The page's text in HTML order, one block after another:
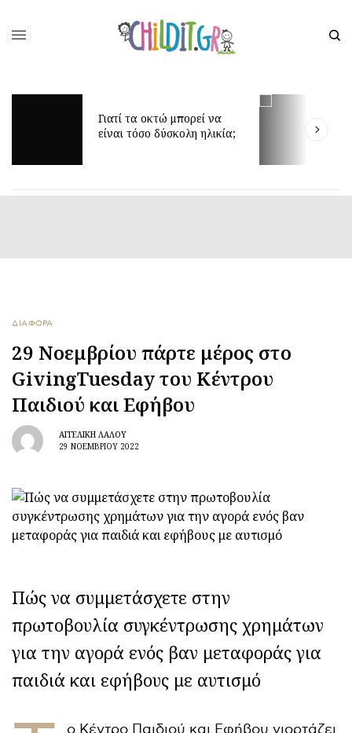
Δίδυμα και ύπνος: μυστικά
για πιο ήρεμες νύχτες
ΔΙΑΦΟΡΑ
29 Νοεμβρίου πάρτε μέρος στο
GivingTuesday του Κέντρου
Παιδιού και Εφήβου
ΑΓΓΕΛΙΚΉ ΛΆΛΟΥ
29 ΝΟΕΜΒΡΊΟΥ 2022
Πώς να συμμετάσχετε στην
πρωτοβουλία συγκέντρωσης χρημάτων
για την αγορά ενός βαν μεταφοράς για
παιδιά και εφήβους με αυτισμό
ο Κέντρο Παιδιού και Εφήβου γιορτάζει